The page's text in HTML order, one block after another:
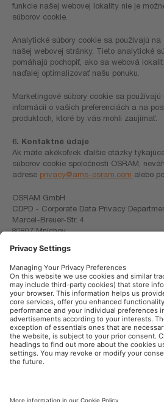
funkcie našej webovej lokality nie je
súborov cookie.
Analytické súbory cookie sa používajú
našej webovej stránky. Tieto analytické
pomáhajú pochopiť, ako sa webová
naďalej optimalizovať našu ponuku.
Marketingové súbory cookie sa
informácií o vašich preferenciách a na
produktoch, ktoré by vás mohli zaujímať.
6. Kontaktné údaje
Ak máte akékoľvek ďalšie otázky
súborov cookie spoločnosti OSRAM,
adrese privacy@ams-osram.com alebo
OSRAM GmbH
CDPD - Corporate Data Privacy
Marcel-Breuer-Str. 4
80807 Mníchov
OSRAM na sociálnej sieti